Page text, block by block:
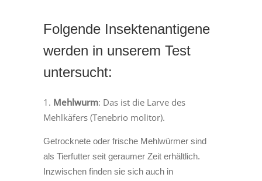
Folgende Insektenantigene
werden in unserem Test
untersucht:
Mehlwurm: Das ist die Larve des
Mehlkäfers (Tenebrio molitor).
Getrocknete oder frische Mehlwürmer sind
als Tierfutter seit geraumer Zeit erhältlich.
Inzwischen finden sie sich auch in